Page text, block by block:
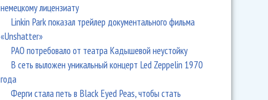
немецкому лицензиату
Linkin Park показал трейлер документального фильма
«Unshatter»
РАО потребовало от театра Кадышевой неустойку
В сеть выложен уникальный концерт Led Zeppelin 1970
года
Ферги стала петь в Black Eyed Peas, чтобы стать